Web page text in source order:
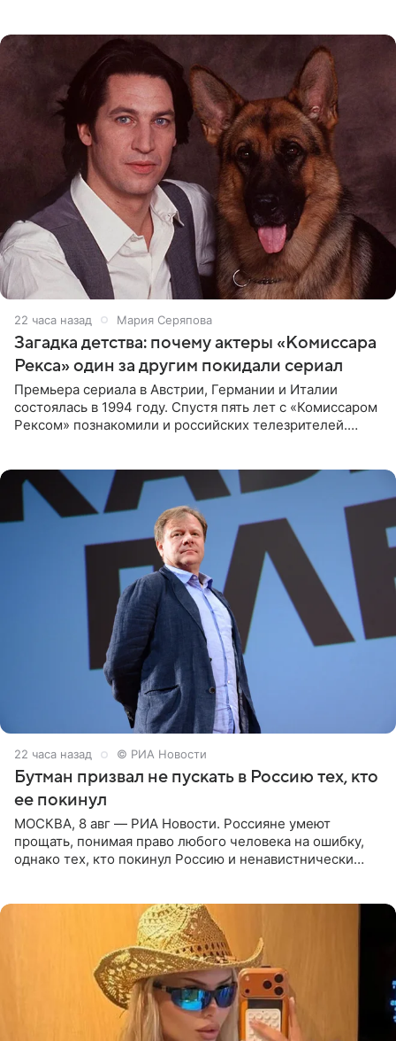
22 часа назад Мария Серяпова
Загадка детства: почему актеры «Комиссара
Рекса» один за другим покидали сериал
Премьера сериала в Австрии, Германии и Италии
состоялась в 1994 году. Спустя пять лет с «Комиссаром
Рексом» познакомили и российских телезрителей.
22 часа назад © РИА Новости
Бутман призвал не пускать в Россию тех, кто
ее покинул
МОСКВА, 8 авг — РИА Новости. Россияне умеют
прощать, понимая право любого человека на ошибку,
однако тех, кто покинул Россию и ненавистнически